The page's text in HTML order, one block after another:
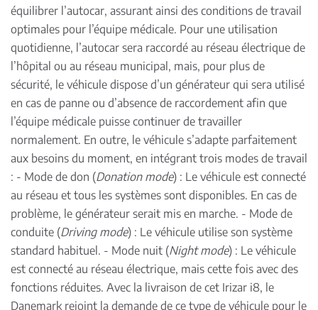
équilibrer l’autocar, assurant ainsi des conditions de travail
optimales pour l’équipe médicale. Pour une utilisation
quotidienne, l’autocar sera raccordé au réseau électrique de
l’hôpital ou au réseau municipal, mais, pour plus de
sécurité, le véhicule dispose d’un générateur qui sera utilisé
en cas de panne ou d’absence de raccordement afin que
l’équipe médicale puisse continuer de travailler
normalement. En outre, le véhicule s’adapte parfaitement
aux besoins du moment, en intégrant trois modes de travail
: - Mode de don (Donation mode) : Le véhicule est connecté
au réseau et tous les systèmes sont disponibles. En cas de
problème, le générateur serait mis en marche. - Mode de
conduite (Driving mode) : Le véhicule utilise son système
standard habituel. - Mode nuit (Night mode) : Le véhicule
est connecté au réseau électrique, mais cette fois avec des
fonctions réduites. Avec la livraison de cet Irizar i8, le
Danemark rejoint la demande de ce type de véhicule pour le